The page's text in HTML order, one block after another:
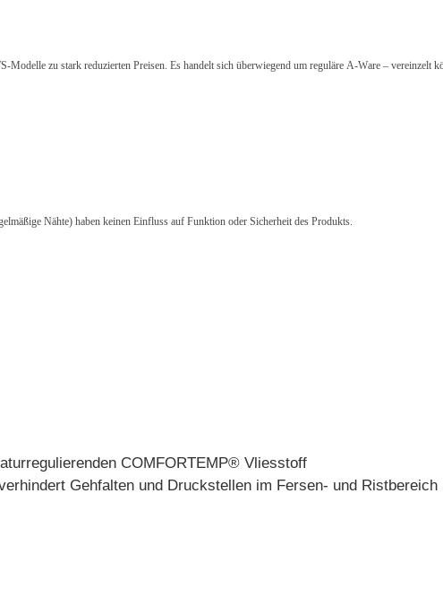
zu stark reduzierten Preisen. Es handelt sich überwiegend um reguläre A-Ware – vereinzelt
Nähte) haben keinen Einfluss auf Funktion oder Sicherheit des Produkts.
COMFORTEMP® Vliesstoff
Gehfalten und Druckstellen im Fersen- und Ristbereich